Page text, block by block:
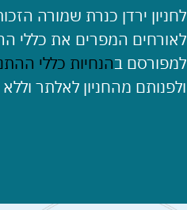
לחניון ירדן כנרת שמורה
לאורחים המפרים את כללי
למפורסם בהנחיות כללי
ולפנותם מהחניון לאלתר